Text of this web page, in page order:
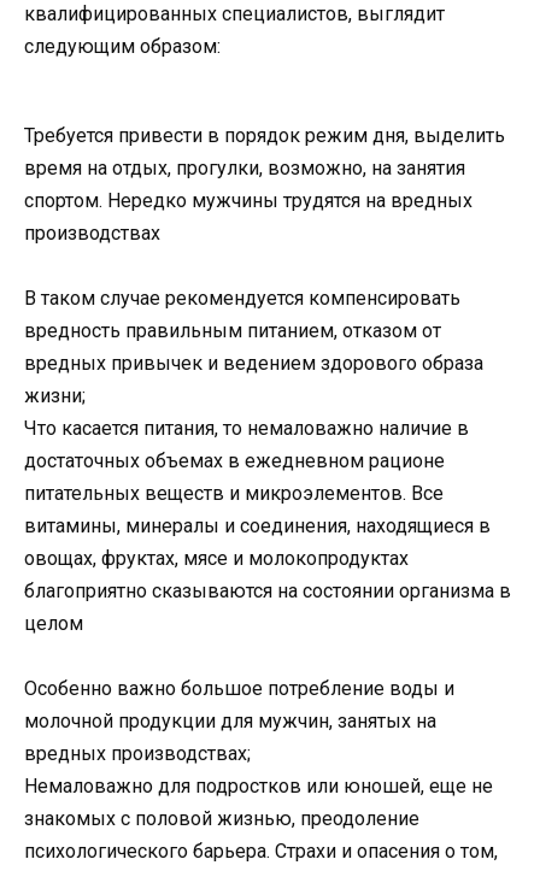
квалифицированных специалистов, выглядит
следующим образом:
Требуется привести в порядок режим дня, выделить
время на отдых, прогулки, возможно, на занятия
спортом. Нередко мужчины трудятся на вредных
производствах
В таком случае рекомендуется компенсировать
вредность правильным питанием, отказом от
вредных привычек и ведением здорового образа
жизни;
Что касается питания, то немаловажно наличие в
достаточных объемах в ежедневном рационе
питательных веществ и микроэлементов. Все
витамины, минералы и соединения, находящиеся в
овощах, фруктах, мясе и молокопродуктах
благоприятно сказываются на состоянии организма в
целом
Особенно важно большое потребление воды и
молочной продукции для мужчин, занятых на
вредных производствах;
Немаловажно для подростков или юношей, еще не
знакомых с половой жизнью, преодоление
психологического барьера. Страхи и опасения о том,